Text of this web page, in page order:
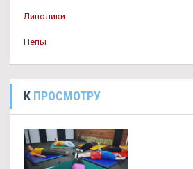
Липолики
Пепы
К ПРОСМОТРУ